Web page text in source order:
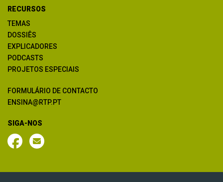
RECURSOS
TEMAS
DOSSIÊS
EXPLICADORES
PODCASTS
PROJETOS ESPECIAIS
FORMULÁRIO DE CONTACTO
ENSINA@RTP.PT
SIGA-NOS